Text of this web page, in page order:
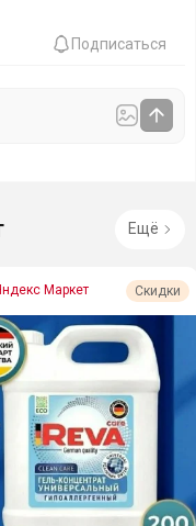
Подписаться
Ещё
Маркет Скидки